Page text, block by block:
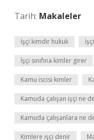
Tarih: Makaleler
İşçi kimdir hukuk
İşçi sınıfına kimler girer
Kamu iscisi kimler
Kamuda çalışan işçi ne
Kamuda çalışanlara ne
Kimlere işçi denir